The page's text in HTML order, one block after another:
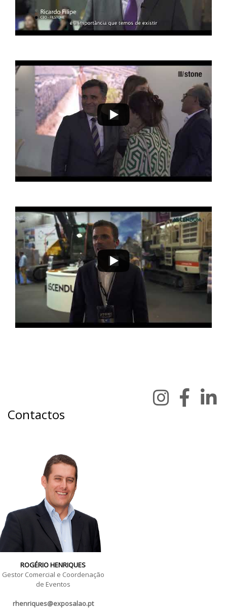
Contactos
ROGÉRIO HENRIQUES
Gestor Comercial e Coordenação
de Eventos
rhenriques@exposalao.pt